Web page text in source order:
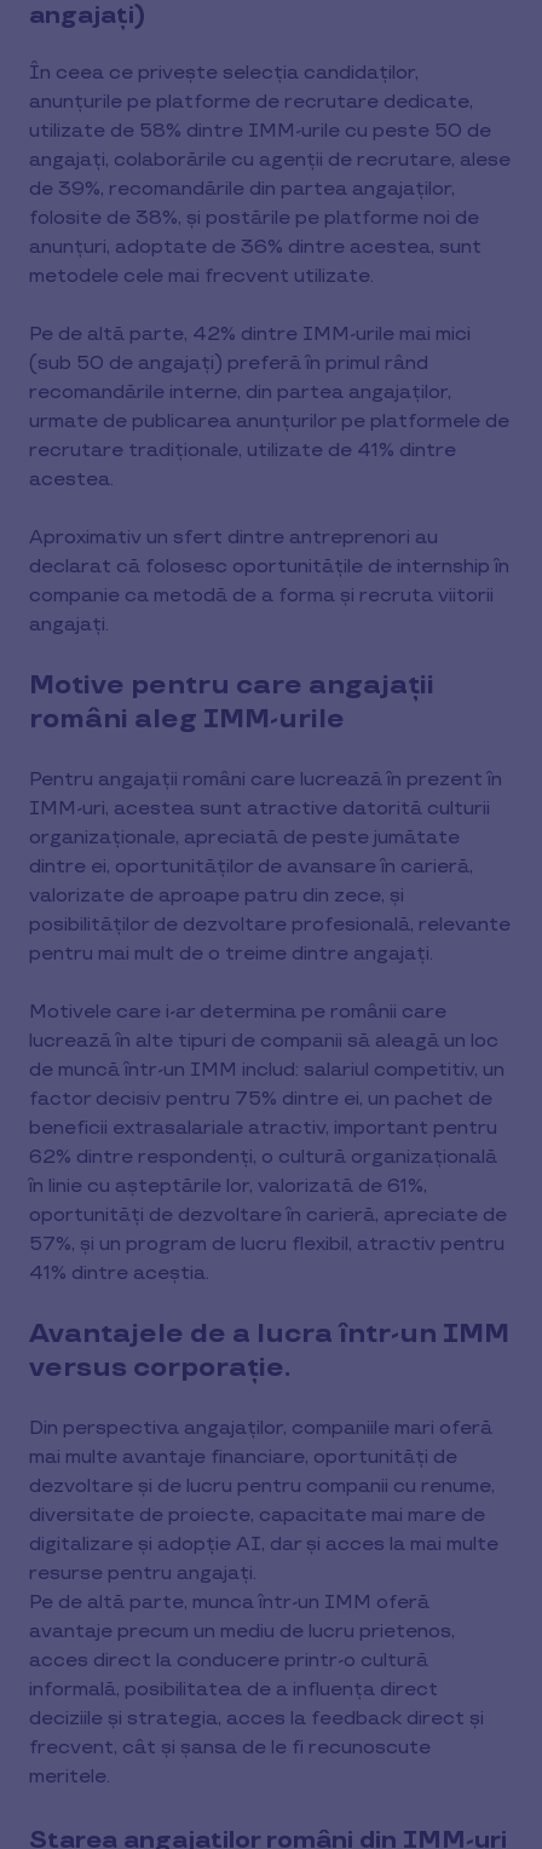
angajați)
În ceea ce privește selecția candidaților,
anunțurile pe platforme de recrutare dedicate,
utilizate de 58% dintre IMM-urile cu peste 50 de
angajați, colaborările cu agenții de recrutare, alese
de 39%, recomandările din partea angajaților,
folosite de 38%, și postările pe platforme noi de
anunțuri, adoptate de 36% dintre acestea, sunt
metodele cele mai frecvent utilizate.
Pe de altă parte, 42% dintre IMM-urile mai mici
(sub 50 de angajați) preferă în primul rând
recomandările interne, din partea angajaților,
urmate de publicarea anunțurilor pe platformele de
recrutare tradiționale, utilizate de 41% dintre
acestea.
Aproximativ un sfert dintre antreprenori au
declarat că folosesc oportunitățile de internship în
companie ca metodă de a forma și recruta viitorii
angajați.
Motive pentru care angajații
români aleg IMM-urile
Pentru angajații români care lucrează în prezent în
IMM-uri, acestea sunt atractive datorită culturii
organizaționale, apreciată de peste jumătate
dintre ei, oportunităților de avansare în carieră,
valorizate de aproape patru din zece, și
posibilităților de dezvoltare profesională, relevante
pentru mai mult de o treime dintre angajați.
Motivele care i-ar determina pe românii care
lucrează în alte tipuri de companii să aleagă un loc
de muncă într-un IMM includ: salariul competitiv, un
factor decisiv pentru 75% dintre ei, un pachet de
beneficii extrasalariale atractiv, important pentru
62% dintre respondenți, o cultură organizațională
în linie cu așteptările lor, valorizată de 61%,
oportunități de dezvoltare în carieră, apreciate de
57%, și un program de lucru flexibil, atractiv pentru
41% dintre aceștia.
Avantajele de a lucra într-un IMM
versus corporație.
Din perspectiva angajaților, companiile mari oferă
mai multe avantaje financiare, oportunități de
dezvoltare și de lucru pentru companii cu renume,
diversitate de proiecte, capacitate mai mare de
digitalizare și adopție AI, dar și acces la mai multe
resurse pentru angajați.
Pe de altă parte, munca într-un IMM oferă
avantaje precum un mediu de lucru prietenos,
acces direct la conducere printr-o cultură
informală, posibilitatea de a influența direct
deciziile și strategia, acces la feedback direct și
frecvent, cât și șansa de le fi recunoscute
meritele.
Starea angajaților români din IMM-uri